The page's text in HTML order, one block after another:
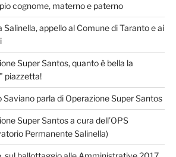
cognome, materno e paterno
Salinella, appello al Comune di Taranto e ai
Super Santos, quanto è bella la
piazzetta!
Saviano parla di Operazione Super Santos
Super Santos a cura dell’OPS
Permanente Salinella)